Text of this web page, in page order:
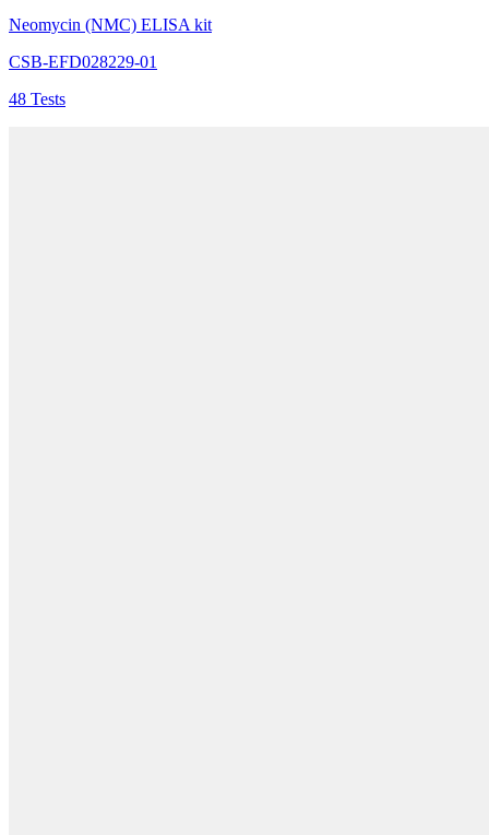
Neomycin (NMC) ELISA kit
CSB-EFD028229-01
48 Tests